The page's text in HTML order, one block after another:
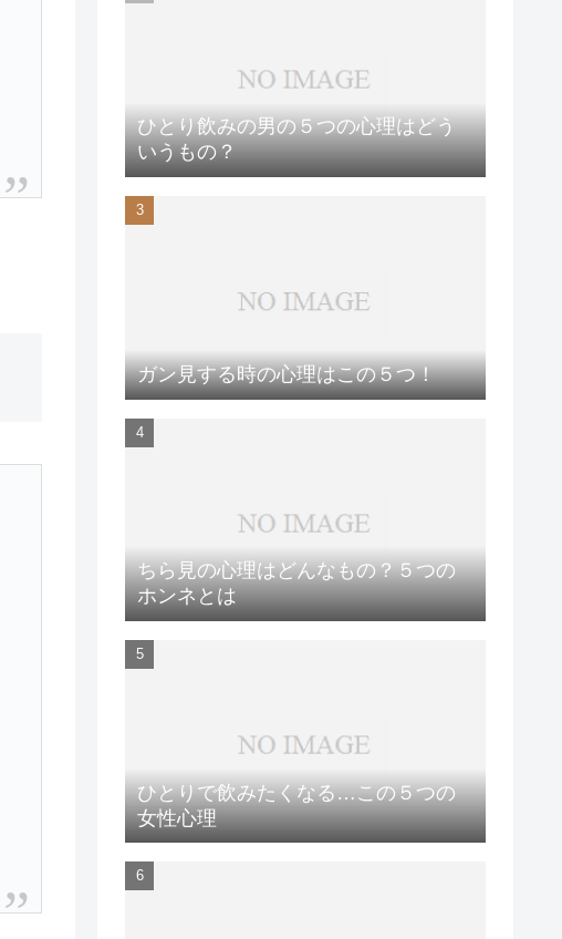
ひとり飲みの男の５つの心理はどう
いうもの？
ガン見する時の心理はこの５つ！
ちら見の心理はどんなもの？５つの
ホンネとは
ひとりで飲みたくなる…この５つの
女性心理